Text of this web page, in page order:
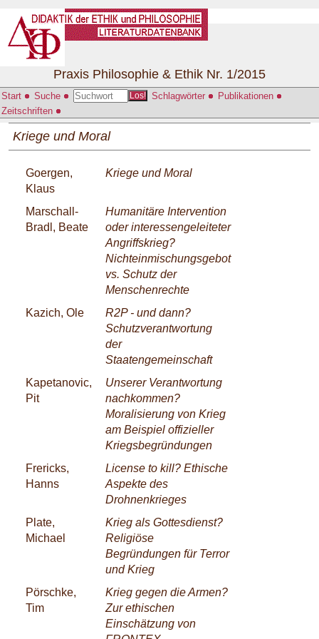
Start Suche Los! Schlagwörter
Publikationen
Zeitschriften
Praxis Philosophie & Ethik Nr. 1/2015
Kriege und Moral
Goergen,
Klaus
Kriege und Moral
Marschall-
Bradl, Beate
Humanitäre Intervention
oder interessengeleiteter
Angriffskrieg?
Nichteinmischungsgebot
vs. Schutz der
Menschenrechte
Kazich, Ole
R2P - und dann?
Schutzverantwortung
der
Staatengemeinschaft
Kapetanovic,
Pit
Unserer Verantwortung
nachkommen?
Moralisierung von Krieg
am Beispiel offizieller
Kriegsbegründungen
Frericks,
Hanns
License to kill? Ethische
Aspekte des
Drohnenkrieges
Plate,
Michael
Krieg als Gottesdienst?
Religiöse
Begründungen für Terror
und Krieg
Pörschke,
Tim
Krieg gegen die Armen?
Zur ethischen
Einschätzung von